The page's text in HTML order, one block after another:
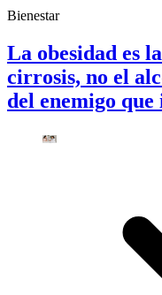
Bienestar
La obesidad es
cirrosis, no el
del enemigo